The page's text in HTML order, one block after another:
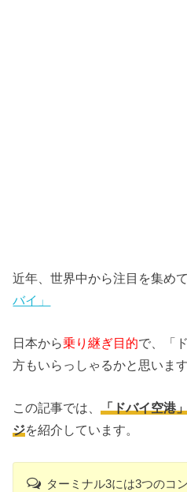
近年、世界中から注目を集め
バイ」
日本から乗り継ぎ目的で、「
方もいらっしゃるかと思います
この記事では、「ドバイ空港
ジを紹介しています。
ターミナル3には3つのコ